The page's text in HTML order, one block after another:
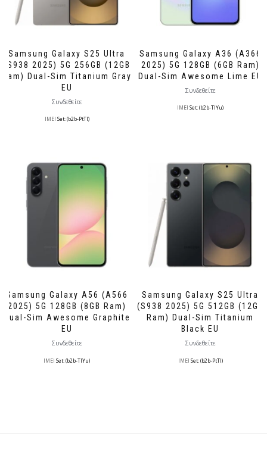
Samsung Galaxy S25 Ultra
(S938 2025) 5G 256GB (12GB
Ram) Dual-Sim Titanium Gray
EU
Συνδεθείτε
IMEI Set: (b2b-PtTl)
Samsung Galaxy A36 (A366
2025) 5G 128GB (6GB Ram)
Dual-Sim Awesome Lime EU
Συνδεθείτε
IMEI Set: (b2b-TlYu)
Samsung Galaxy A56 (A566
2025) 5G 128GB (8GB Ram)
Dual-Sim Awesome Graphite
EU
Συνδεθείτε
IMEI Set: (b2b-TlYu)
Samsung Galaxy S25 Ultra
(S938 2025) 5G 512GB (12GB
Ram) Dual-Sim Titanium
Black EU
Συνδεθείτε
IMEI Set: (b2b-PtTl)